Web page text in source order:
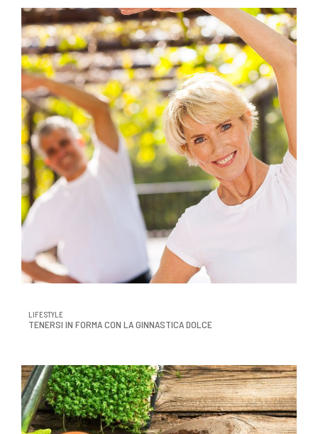
LIFESTYLE
TENERSI IN FORMA CON LA GINNASTICA DOLCE